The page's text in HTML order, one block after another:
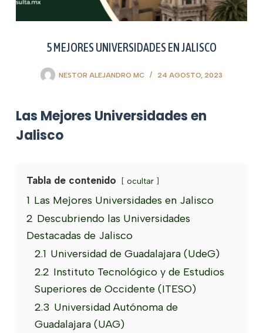
5 MEJORES UNIVERSIDADES EN JALISCO
NESTOR ALEJANDRO MC 24 AGOSTO, 2023
Las Mejores Universidades en
Jalisco
Tabla de contenido ocultar
1 Las Mejores Universidades en Jalisco
2 Descubriendo las Universidades
Destacadas de Jalisco
2.1 Universidad de Guadalajara (UdeG)
2.2 Instituto Tecnológico y de Estudios
Superiores de Occidente (ITESO)
2.3 Universidad Autónoma de
Guadalajara (UAG)